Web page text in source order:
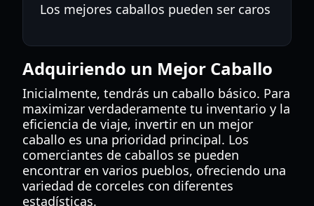
Los mejores caballos pueden ser caros
Adquiriendo un Mejor Caballo
Inicialmente, tendrás un caballo básico. Para
maximizar verdaderamente tu inventario y la
eficiencia de viaje, invertir en un mejor
caballo es una prioridad principal. Los
comerciantes de caballos se pueden
encontrar en varios pueblos, ofreciendo una
variedad de corceles con diferentes
estadísticas.